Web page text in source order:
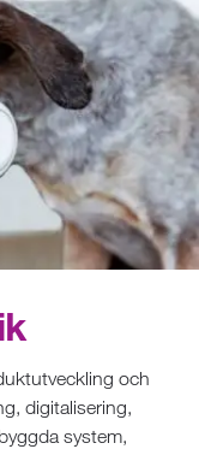
och
digitalisering,
system,